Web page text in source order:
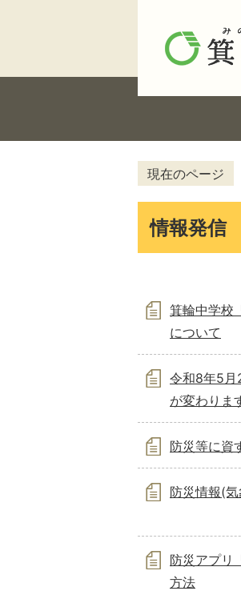
現在のページ
情報発信
箕輪中学校
について
令和8年5月
が変わりま
防災等に資
防災情報(
防災アプリ
方法